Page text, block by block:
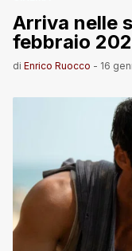
Arriva nelle
febbraio
di Enrico Ruocco - 16